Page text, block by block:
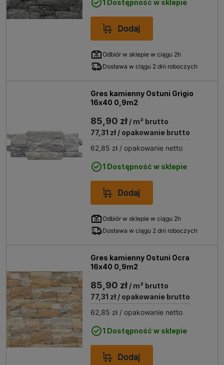
1 Dostępność w sklepie
Dodaj
Odbiór w sklepie w ciągu 2h
Dostawa w ciągu 2 dni roboczych
Gres kamienny Ostuni Grigio
16x40 0,9m2
85,90 zł / m² brutto
77,31 zł / opakowanie brutto
62,85 zł / opakowanie netto
1 Dostępność w sklepie
Dodaj
Odbiór w sklepie w ciągu 2h
Dostawa w ciągu 2 dni roboczych
Gres kamienny Ostuni Ocra
16x40 0,9m2
85,90 zł / m² brutto
77,31 zł / opakowanie brutto
62,85 zł / opakowanie netto
1 Dostępność w sklepie
Dodaj